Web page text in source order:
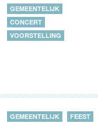
GEMEENTELIJK
CONCERT
VOORSTELLING
GEMEENTELIJK FEEST